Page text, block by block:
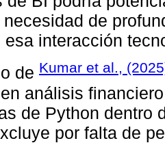
de
esa interacción
de Kumar et al.,
análisis
de Python dentro
por falta de